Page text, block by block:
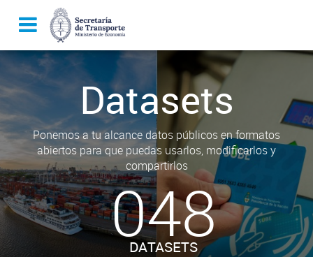
Datasets
Ponemos a tu alcance datos públicos en formatos
abiertos para que puedas usarlos, modificarlos y
compartirlos
048
DATASETS